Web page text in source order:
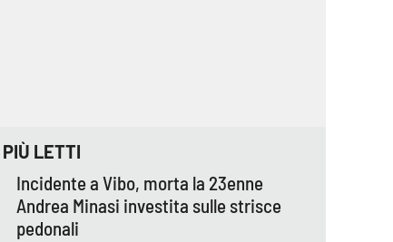
PIÙ LETTI
Incidente a Vibo, morta la 23enne
Andrea Minasi investita sulle strisce
pedonali